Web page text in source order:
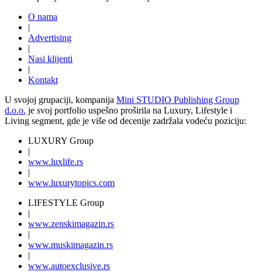
O nama
|
Advertising
|
Nasi klijenti
|
Kontakt
U svojoj grupaciji, kompanija Mini STUDIO Publishing Group
d.o.o. je svoj portfolio uspešno proširila na Luxury, Lifestyle i
Living segment, gde je više od decenije zadržala vodeću poziciju:
LUXURY Group
|
www.luxlife.rs
|
www.luxurytopics.com
LIFESTYLE Group
|
www.zenskimagazin.rs
|
www.muskimagazin.rs
|
www.autoexclusive.rs